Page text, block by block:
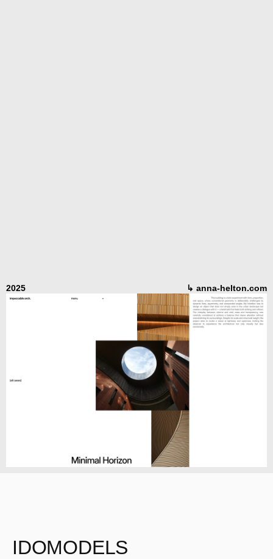
2025 ↳ anna-helton.com
IDOMODELS